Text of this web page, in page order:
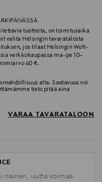
tuotteita, on toimitusaika
valita Helsingin tavaratalosta
jos tilaat Helsingin Wolt-
verkkokaupassa ma–pe 10–
40 €.
alta. Saatavuus voi
tieto pitää aina
VARAA TAVARATALOON
nainen, uutta voimaa.